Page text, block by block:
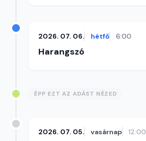
2026. 07. 06. hétfő 6:00
Harangszó
ÉPP EZT AZ ADÁST NÉZED
2026. 07. 05. vasárnap 12:00